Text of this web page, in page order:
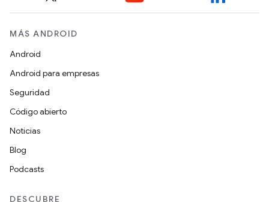
MÁS ANDROID
Android
Android para empresas
Seguridad
Código abierto
Noticias
Blog
Podcasts
DESCUBRE